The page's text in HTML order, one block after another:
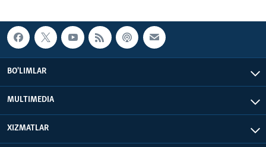
BO'LIMLAR
MULTIMEDIA
XIZMATLAR